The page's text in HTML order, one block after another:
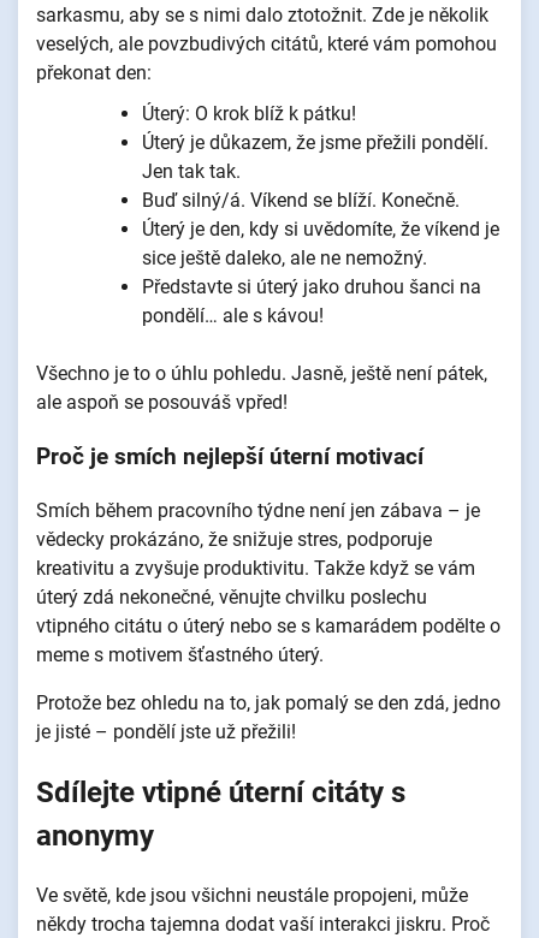
sarkasmu, aby se s nimi dalo ztotožnit. Zde je několik
veselých, ale povzbudivých citátů, které vám pomohou
překonat den:
Úterý: O krok blíž k pátku!
Úterý je důkazem, že jsme přežili pondělí.
Jen tak tak.
Buď silný/á. Víkend se blíží. Konečně.
Úterý je den, kdy si uvědomíte, že víkend je
sice ještě daleko, ale ne nemožný.
Představte si úterý jako druhou šanci na
pondělí… ale s kávou!
Všechno je to o úhlu pohledu. Jasně, ještě není pátek,
ale aspoň se posouváš vpřed!
Proč je smích nejlepší úterní motivací
Smích během pracovního týdne není jen zábava – je
vědecky prokázáno, že snižuje stres, podporuje
kreativitu a zvyšuje produktivitu. Takže když se vám
úterý zdá nekonečné, věnujte chvilku poslechu
vtipného citátu o úterý nebo se s kamarádem podělte o
meme s motivem šťastného úterý.
Protože bez ohledu na to, jak pomalý se den zdá, jedno
je jisté – pondělí jste už přežili!
Sdílejte vtipné úterní citáty s
anonymy
Ve světě, kde jsou všichni neustále propojeni, může
někdy trocha tajemna dodat vaší interakci jiskru. Proč